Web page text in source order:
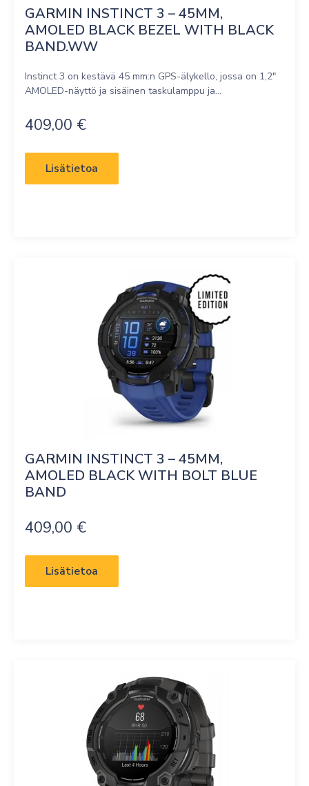
GARMIN INSTINCT 3 – 45MM,
AMOLED BLACK BEZEL WITH BLACK
BAND.WW
Instinct 3 on kestävä 45 mm:n GPS-älykello, jossa on 1,2″
AMOLED-näyttö ja sisäinen taskulamppu ja...
409,00 €
Lisätietoa
GARMIN INSTINCT 3 – 45MM,
AMOLED BLACK WITH BOLT BLUE
BAND
409,00 €
Lisätietoa